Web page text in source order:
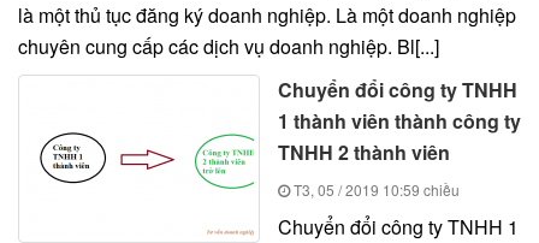
là một thủ tục đăng ký doanh nghiệp. Là một doanh nghiệp
chuyên cung cấp các dịch vụ doanh nghiệp. Bl[...]
Chuyển đổi công ty TNHH
1 thành viên thành công ty
TNHH 2 thành viên
T3, 05 / 2019 10:59 chiều
Chuyển đổi công ty TNHH 1